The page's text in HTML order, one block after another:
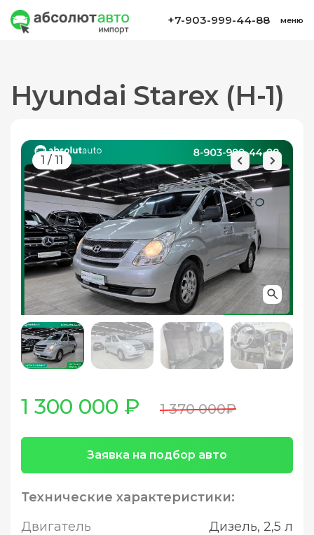
+7-903-999-44-88 меню
Hyundai Starex (H-1)
1 300 000 ₽ 1 370 000₽
Заявка на подбор авто
Технические характеристики:
Двигатель
Дизель, 2,5 л
1 / 11